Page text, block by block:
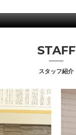
STAFF
スタッフ紹介